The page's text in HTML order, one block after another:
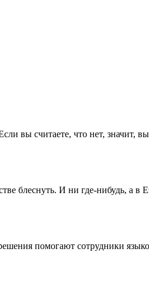
вы считаете, что нет, значит,
блеснуть. И ни где-нибудь, а в
помогают сотрудники